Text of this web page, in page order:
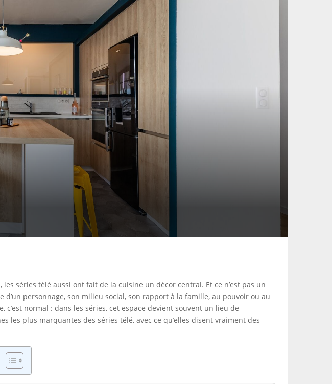
séries télé aussi ont fait de la cuisine un décor central. Et ce n’est pas un
personnage, son milieu social, son rapport à la famille, au pouvoir ou au
normal : dans les séries, cet espace devient souvent un lieu de
les plus marquantes des séries télé, avec ce qu’elles disent vraiment des